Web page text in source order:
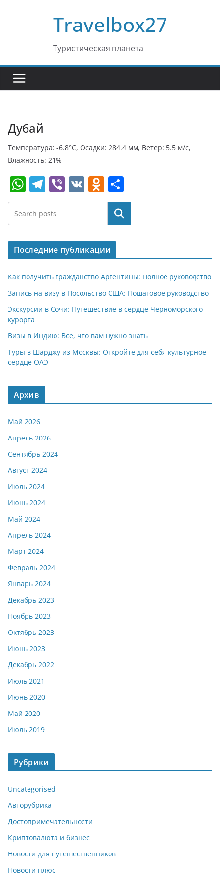
Travelbox27
Туристическая планета
Дубай
Температура: -6.8°C, Осадки: 284.4 мм, Ветер: 5.5 м/с,
Влажность: 21%
W
h
at
s
A
p
p
T
el
e
gr
a
m
Vi
b
V
K
O
d
o
kl
a
ss
ni
ki
т
п
р
в
и
т
ь
Поиск
Последние публикации
Как получить гражданство Аргентины: Полное руководство
Запись на визу в Посольство США: Пошаговое руководство
Экскурсии в Сочи: Путешествие в сердце Черноморского
курорта
Визы в Индию: Все, что вам нужно знать
Туры в Шарджу из Москвы: Откройте для себя культурное
сердце ОАЭ
Архив
Май 2026
Апрель 2026
Сентябрь 2024
Август 2024
Июль 2024
Июнь 2024
Май 2024
Апрель 2024
Март 2024
Февраль 2024
Январь 2024
Декабрь 2023
Ноябрь 2023
Октябрь 2023
Июнь 2023
Декабрь 2022
Июль 2021
Июнь 2020
Май 2020
Июль 2019
Рубрики
Uncategorised
Авторубрика
Достопримечательности
Криптовалюта и бизнес
Новости для путешественников
Новости плюс